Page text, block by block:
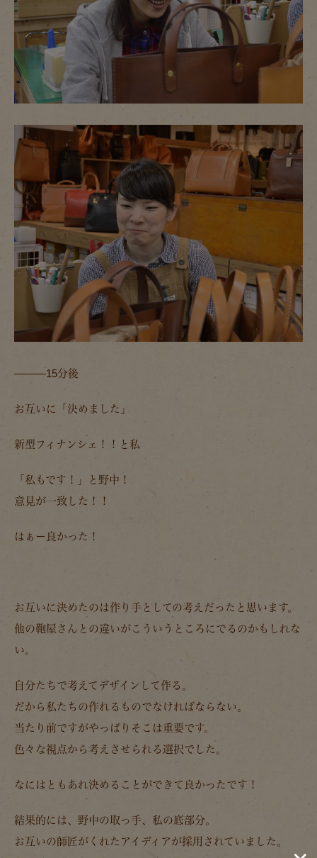
―――15分後
お互いに「決めました」
新型フィナンシェ！！と私
「私もです！」と野中！
意見が一致した！！
はぁー良かった！
お互いに決めたのは作り手としての考えだったと思います。
他の鞄屋さんとの違いがこういうところにでるのかもしれな
い。
自分たちで考えてデザインして作る。
だから私たちの作れるものでなければならない。
当たり前ですがやっぱりそこは重要です。
色々な視点から考えさせられる選択でした。
なにはともあれ決めることができて良かったです！
結果的には、野中の取っ手、私の底部分。
お互いの師匠がくれたアイディアが採用されていました。